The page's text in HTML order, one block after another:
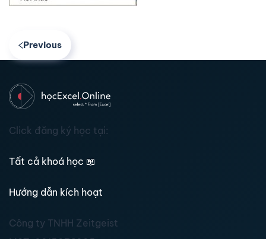
Previous
Click đăng ký học tại:
Tất cả khoá học 📖
Hướng dẫn kích hoạt
Công ty TNHH Zeitgeist